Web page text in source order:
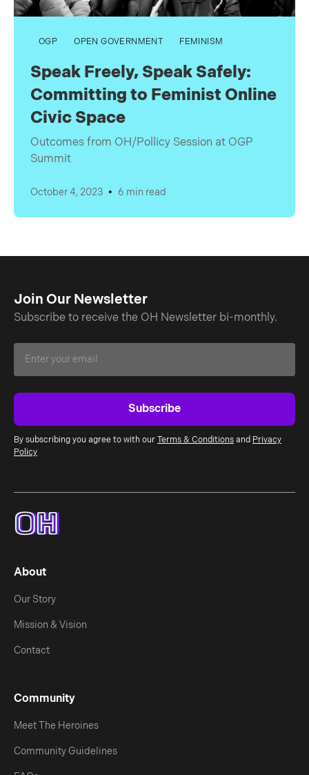
OGP OPEN GOVERNMENT FEMINISM
Speak Freely, Speak Safely:
Committing to Feminist Online
Civic Space
Outcomes from OH/Pollicy Session at OGP
Summit
October 4, 2023 • 6 min read
Join Our Newsletter
Subscribe to receive the OH Newsletter bi-monthly.
By subscribing you agree to with our Terms & Conditions and Privacy
Policy
About
Our Story
Mission & Vision
Contact
Community
Meet The Heroines
Community Guidelines